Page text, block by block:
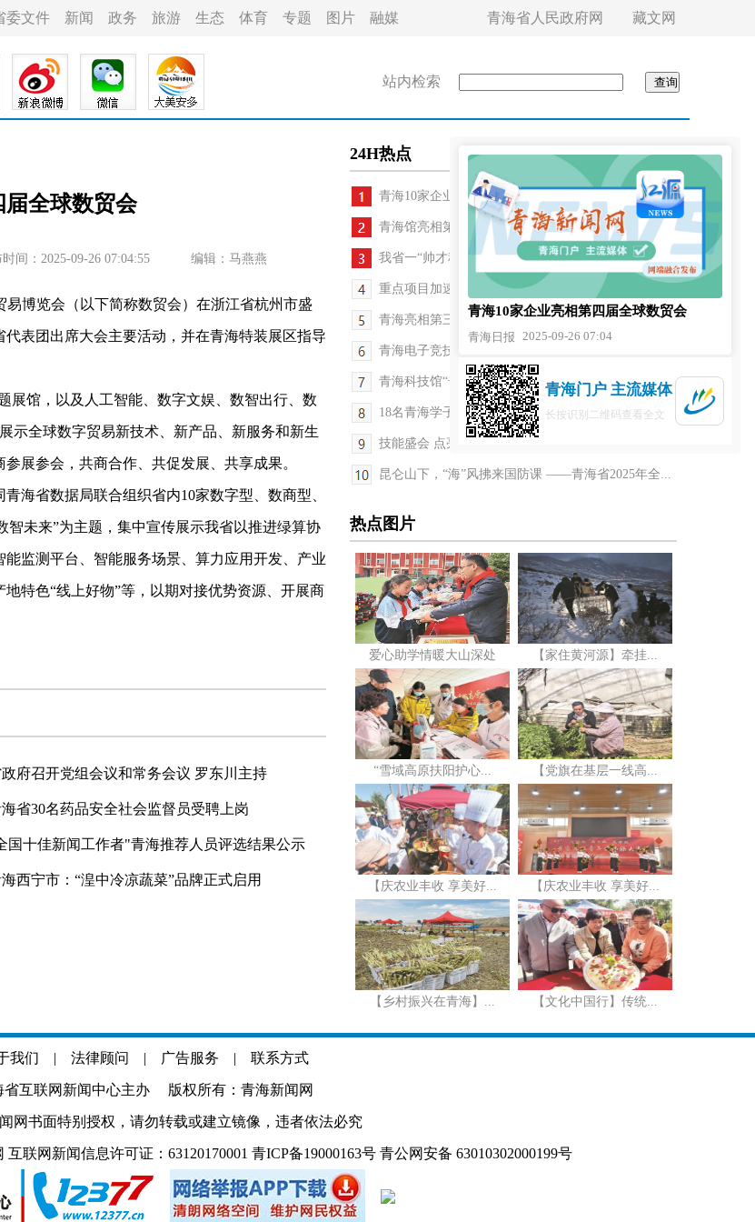
委文件 新闻 政务 旅游 生态 体育 专题 图片 融媒 青海省人民政府网 藏文网
站内检索
届全球数贸会
间：2025-09-26 07:04:55 编辑：马燕燕
博览会（以下简称数贸会）在浙江省杭州市盛
表团出席大会主要活动，并在青海特装展区指导
馆，以及人工智能、数字文娱、数智出行、数
示全球数字贸易新技术、新产品、新服务和新生
展参会，共商合作、共促发展、共享成果。
省数据局联合组织省内10家数字型、数商型、
智未来”为主题，集中宣传展示我省以推进绿算协
监测平台、智能服务场景、算力应用开发、产业
特色“线上好物”等，以期对接优势资源、开展商
府召开党组会议和常务会议 罗东川主持
省30名药品安全社会监督员受聘上岗
国十佳新闻工作者"青海推荐人员评选结果公示
西宁市：“湟中冷凉蔬菜”品牌正式启用
24H热点
青海10家企业亮相第四届全球数贸会
青海馆亮相第三届大国工匠创新交流大会
我省一“帅才科学家负责制”项目完成中期评估
重点项目加速推进 西宁开发区构建现代化产业体系
青海亮相第三届大国工匠创新交流大会 多维展示工匠...
青海电子竞技选手勇夺世界冠军
青海科技馆“奇妙夜”开启科学奇幻之旅
18名青海学子收到爱心助学金
技能盛会 点亮出彩人生——第三届全国技能大赛现场...
昆仑山下，“海”风拂来国防课 ——青海省2025年全...
热点图片
爱心助学情暖大山深处 【家住黄河源】牵挂...
“雪域高原扶阳护心... 【党旗在基层一线高...
【庆农业丰收 享美好... 【庆农业丰收 享美好...
【乡村振兴在青海】... 【文化中国行】传统...
我们 | 法律顾问 | 广告服务 | 联系方式
省互联网新闻中心主办 版权所有：青海新闻网
网书面特别授权，请勿转载或建立镜像，违者依法必究
联网新闻信息许可证：63120170001 青ICP备19000163号 青公网安备 63010302000199号
青海10家企业亮相第四届全球数贸会
青海日报 2025-09-26 07:04
青海门户 主流媒体
长按识别二维码查看全文